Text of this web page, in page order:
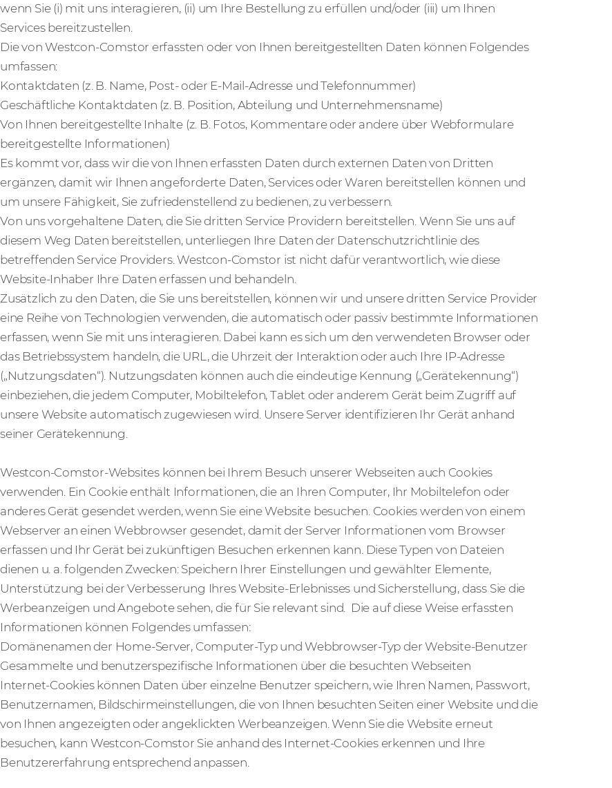
wenn Sie (i) mit uns interagieren, (ii) um Ihre Bestellung zu erfüllen und/oder (iii) um Ihnen
Services bereitzustellen.
Die von Westcon-Comstor erfassten oder von Ihnen bereitgestellten Daten können Folgendes
umfassen:
Kontaktdaten (z. B. Name, Post- oder E-Mail-Adresse und Telefonnummer)
Geschäftliche Kontaktdaten (z. B. Position, Abteilung und Unternehmensname)
Von Ihnen bereitgestellte Inhalte (z. B. Fotos, Kommentare oder andere über Webformulare
bereitgestellte Informationen)
Es kommt vor, dass wir die von Ihnen erfassten Daten durch externen Daten von Dritten
ergänzen, damit wir Ihnen angeforderte Daten, Services oder Waren bereitstellen können und
um unsere Fähigkeit, Sie zufriedenstellend zu bedienen, zu verbessern.
Von uns vorgehaltene Daten, die Sie dritten Service Providern bereitstellen. Wenn Sie uns auf
diesem Weg Daten bereitstellen, unterliegen Ihre Daten der Datenschutzrichtlinie des
betreffenden Service Providers. Westcon-Comstor ist nicht dafür verantwortlich, wie diese
Website-Inhaber Ihre Daten erfassen und behandeln.
Zusätzlich zu den Daten, die Sie uns bereitstellen, können wir und unsere dritten Service Provider
eine Reihe von Technologien verwenden, die automatisch oder passiv bestimmte Informationen
erfassen, wenn Sie mit uns interagieren. Dabei kann es sich um den verwendeten Browser oder
das Betriebssystem handeln, die URL, die Uhrzeit der Interaktion oder auch Ihre IP-Adresse
(„Nutzungsdaten“). Nutzungsdaten können auch die eindeutige Kennung („Gerätekennung“)
einbeziehen, die jedem Computer, Mobiltelefon, Tablet oder anderem Gerät beim Zugriff auf
unsere Website automatisch zugewiesen wird. Unsere Server identifizieren Ihr Gerät anhand
seiner Gerätekennung.
Westcon-Comstor-Websites können bei Ihrem Besuch unserer Webseiten auch Cookies
verwenden. Ein Cookie enthält Informationen, die an Ihren Computer, Ihr Mobiltelefon oder
anderes Gerät gesendet werden, wenn Sie eine Website besuchen. Cookies werden von einem
Webserver an einen Webbrowser gesendet, damit der Server Informationen vom Browser
erfassen und Ihr Gerät bei zukünftigen Besuchen erkennen kann. Diese Typen von Dateien
dienen u. a. folgenden Zwecken: Speichern Ihrer Einstellungen und gewählter Elemente,
Unterstützung bei der Verbesserung Ihres Website-Erlebnisses und Sicherstellung, dass Sie die
Werbeanzeigen und Angebote sehen, die für Sie relevant sind. Die auf diese Weise erfassten
Informationen können Folgendes umfassen:
Domänenamen der Home-Server, Computer-Typ und Webbrowser-Typ der Website-Benutzer
Gesammelte und benutzerspezifische Informationen über die besuchten Webseiten
Internet-Cookies können Daten über einzelne Benutzer speichern, wie Ihren Namen, Passwort,
Benutzernamen, Bildschirmeinstellungen, die von Ihnen besuchten Seiten einer Website und die
von Ihnen angezeigten oder angeklickten Werbeanzeigen. Wenn Sie die Website erneut
besuchen, kann Westcon-Comstor Sie anhand des Internet-Cookies erkennen und Ihre
Benutzererfahrung entsprechend anpassen.